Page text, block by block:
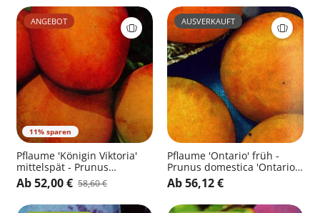
11% sparen
ANGEBOT
Pflaume 'Königin Viktoria'
mittelspät - Prunus
domestica 'Königin Viktoria'
CAC
Ab 52,00 € 58,60 €
AUSVERKAUFT
Pflaume 'Ontario' früh -
Prunus domestica 'Ontario'
CAC
Ab 56,12 €